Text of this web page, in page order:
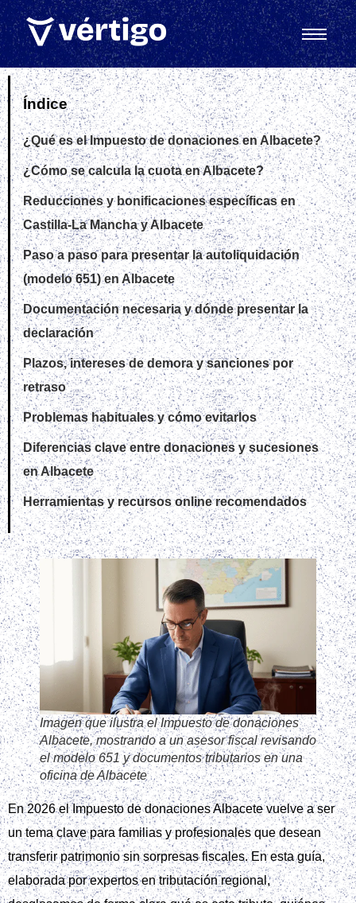
Índice
¿Qué es el Impuesto de donaciones en Albacete?
¿Cómo se calcula la cuota en Albacete?
Reducciones y bonificaciones específicas en
Castilla‑La Mancha y Albacete
Paso a paso para presentar la autoliquidación
(modelo 651) en Albacete
Documentación necesaria y dónde presentar la
declaración
Plazos, intereses de demora y sanciones por
retraso
Problemas habituales y cómo evitarlos
Diferencias clave entre donaciones y sucesiones
en Albacete
Herramientas y recursos online recomendados
Imagen que ilustra el Impuesto de donaciones
Albacete, mostrando a un asesor fiscal revisando
el modelo 651 y documentos tributarios en una
oficina de Albacete
En 2026 el Impuesto de donaciones Albacete vuelve a ser
un tema clave para familias y profesionales que desean
transferir patrimonio sin sorpresas fiscales. En esta guía,
elaborada por expertos en tributación regional,